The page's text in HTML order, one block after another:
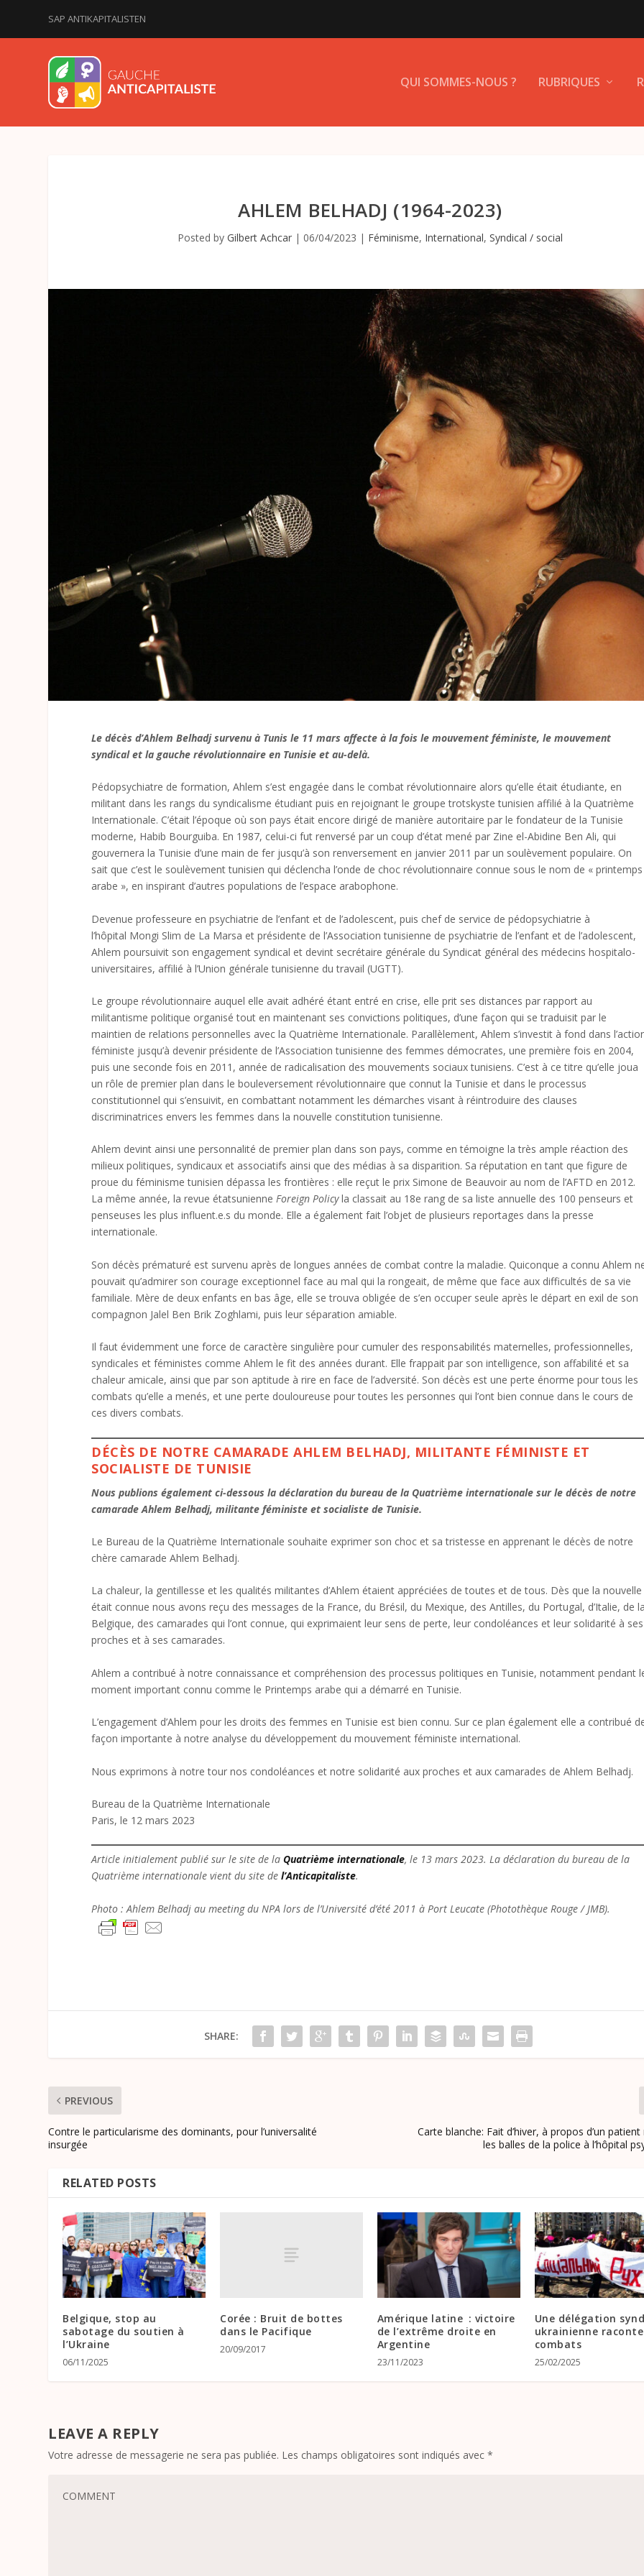
SAP ANTIKAPITALISTEN
QUI SOMMES-NOUS ? RUBRIQUES
AHLEM BELHADJ (1964-2023)
Posted by Gilbert Achcar| 06/04/2023 | Féminisme, International, Syndical / social
Le décès d’Ahlem Belhadj survenu à Tunis le 11 mars affecte à la fois le mouvement féministe, le mouvement
syndical et la gauche révolutionnaire en Tunisie et au-delà.
Pédopsychiatre de formation, Ahlem s’est engagée dans le combat révolutionnaire alors qu’elle était étudiante, en
militant dans les rangs du syndicalisme étudiant puis en rejoignant le groupe trotskyste tunisien affilié à la Quatrième
Internationale. C’était l’époque où son pays était encore dirigé de manière autoritaire par le fondateur de la Tunisie
moderne, Habib Bourguiba. En 1987, celui-ci fut renversé par un coup d’état mené par Zine el-Abidine Ben Ali, qui
gouvernera la Tunisie d’une main de fer jusqu’à son renversement en janvier 2011 par un soulèvement populaire. On
sait que c’est le soulèvement tunisien qui déclencha l’onde de choc révolutionnaire connue sous le nom de « printemps
arabe », en inspirant d’autres populations de l’espace arabophone.
Devenue professeure en psychiatrie de l’enfant et de l’adolescent, puis chef de service de pédopsychiatrie à
l’hôpital Mongi Slim de La Marsa et présidente de l’Association tunisienne de psychiatrie de l’enfant et de l’adolescent,
Ahlem poursuivit son engagement syndical et devint secrétaire générale du Syndicat général des médecins hospitalo-
universitaires, affilié à l’Union générale tunisienne du travail (UGTT).
Le groupe révolutionnaire auquel elle avait adhéré étant entré en crise, elle prit ses distances par rapport au
militantisme politique organisé tout en maintenant ses convictions politiques, d’une façon qui se traduisit par le
maintien de relations personnelles avec la Quatrième Internationale. Parallèlement, Ahlem s’investit à fond dans
féministe jusqu’à devenir présidente de l’Association tunisienne des femmes démocrates, une première fois en 2004,
puis une seconde fois en 2011, année de radicalisation des mouvements sociaux tunisiens. C’est à ce titre qu’elle joua
un rôle de premier plan dans le bouleversement révolutionnaire que connut la Tunisie et dans le processus
constitutionnel qui s’ensuivit, en combattant notamment les démarches visant à réintroduire des clauses
discriminatrices envers les femmes dans la nouvelle constitution tunisienne.
Ahlem devint ainsi une personnalité de premier plan dans son pays, comme en témoigne la très ample réaction des
milieux politiques, syndicaux et associatifs ainsi que des médias à sa disparition. Sa réputation en tant que figure de
proue du féminisme tunisien dépassa les frontières : elle reçut le prix Simone de Beauvoir au nom de l’AFTD en 2012.
La même année, la revue étatsunienneForeign Policyla classait au 18e rang de sa liste annuelle des 100 penseurs et
penseuses les plus influent.e.s du monde. Elle a également fait l’objet de plusieurs reportages dans la presse
internationale.
Son décès prématuré est survenu après de longues années de combat contre la maladie. Quiconque a connu Ahlem
pouvait qu’admirer son courage exceptionnel face au mal qui la rongeait, de même que face aux difficultés de sa vie
familiale. Mère de deux enfants en bas âge, elle se trouva obligée de s’en occuper seule après le départ en exil de son
compagnon Jalel Ben Brik Zoghlami, puis leur séparation amiable.
Il faut évidemment une force de caractère singulière pour cumuler des responsabilités maternelles, professionnelles,
syndicales et féministes comme Ahlem le fit des années durant. Elle frappait par son intelligence, son affabilité et sa
chaleur amicale, ainsi que par son aptitude à rire en face de l’adversité. Son décès est une perte énorme pour tous les
combats qu’elle a menés, et une perte douloureuse pour toutes les personnes qui l’ont bien connue dans le cours de
ces divers combats.
DÉCÈS DE NOTRE CAMARADE AHLEM BELHADJ, MILITANTE FÉMINISTE ET
SOCIALISTE DE TUNISIE
Nous publions également ci-dessous la déclaration du bureau de la Quatrième internationale sur le décès de notre
camarade Ahlem Belhadj, militante féministe et socialiste de Tunisie.
Le Bureau de la Quatrième Internationale souhaite exprimer son choc et sa tristesse en apprenant le décès de notre
chère camarade Ahlem Belhadj.
La chaleur, la gentillesse et les qualités militantes d’Ahlem étaient appréciées de toutes et de tous. Dès que la nouvelle
était connue nous avons reçu des messages de la France, du Brésil, du Mexique, des Antilles, du Portugal, d’Italie, de
Belgique, des camarades qui l’ont connue, qui exprimaient leur sens de perte, leur condoléances et leur solidarité à ses
proches et à ses camarades.
Ahlem a contribué à notre connaissance et compréhension des processus politiques en Tunisie, notamment pendant
moment important connu comme le Printemps arabe qui a démarré en Tunisie.
L’engagement d’Ahlem pour les droits des femmes en Tunisie est bien connu. Sur ce plan également elle a contribué
façon importante à notre analyse du développement du mouvement féministe international.
Nous exprimons à notre tour nos condoléances et notre solidarité aux proches et aux camarades de Ahlem Belhadj.
Bureau de la Quatrième Internationale
Paris, le 12 mars 2023
Article initialement publié sur le site de laQuatrième internationale, le 13 mars 2023. La déclaration du bureau de la
Quatrième internationale vient du site del’Anticapitaliste.
Photo : Ahlem Belhadj au meeting du NPA lors de l’Université d’été 2011 à Port Leucate (Photothèque Rouge / JMB).
SHARE:
PREVIOUS
Contre le particularisme des dominants, pour l’universalité
insurgée
Carte blanche: Fait d’hiver, à propos d’un
les balles de la police à l’hôpital
RELATED POSTS
Belgique, stop au
sabotage du soutien à
l’Ukraine
06/11/2025
Corée : Bruit de bottes
dans le Pacifique
20/09/2017
Amérique latine : victoire
de l’extrême droite en
Argentine
23/11/2023
Une délégation
ukrainienne raconte
combats
25/02/2025
LEAVE A REPLY
Votre adresse de messagerie ne sera pas publiée. Les champs obligatoires sont indiqués avec*